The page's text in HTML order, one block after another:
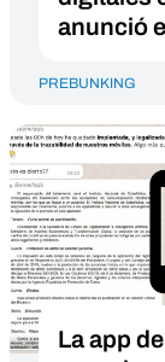
anunció
PREBUNKING
La app